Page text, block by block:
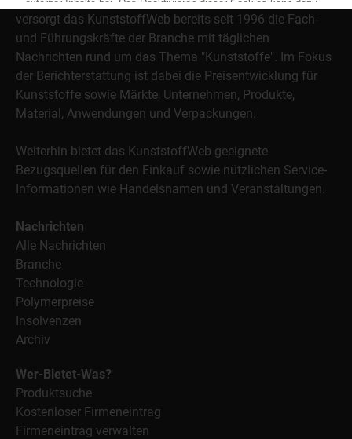
versorgt das KunststoffWeb bereits seit 1996 die Fach-
und Führungskräfte der Branche mit täglichen
Nachrichten rund um das Thema "Kunststoffe". Im Fokus
der Berichterstattung ist dabei die Preisentwicklung für
Kunststoffe sowie Märkte, Unternehmen, Produkte,
Material, Anwendungen und Verpackungen.
Weiterhin bietet das KunststoffWeb geeignete
Bezugsquellen für den Einkauf sowie nützlichen Service-
Informationen wie Handelsnamen und Veranstaltungen.
Nachrichten
Alle Nachrichten
Branche
Technologie
Polymerpreise
Insolvenzen
Archiv
Wer-Bietet-Was?
Produktsuche
Kostenloser Firmeneintrag
Firmeneintrag verwalten